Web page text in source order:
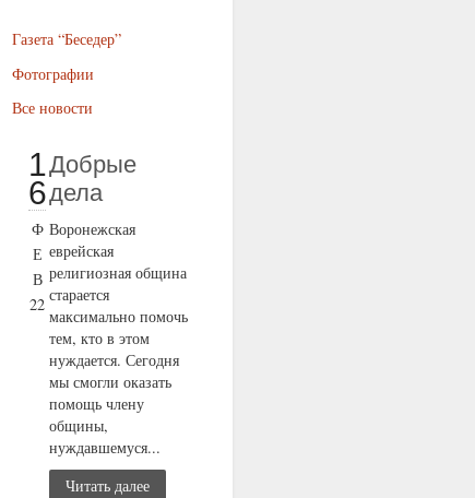
Газета “Беседер”
Фотографии
Все новости
1
6
Ф
Е
В
22
Добрые
дела
Воронежская
еврейская
религиозная община
старается
максимально помочь
тем, кто в этом
нуждается. Сегодня
мы смогли оказать
помощь члену
общины,
нуждавшемуся...
Читать далее